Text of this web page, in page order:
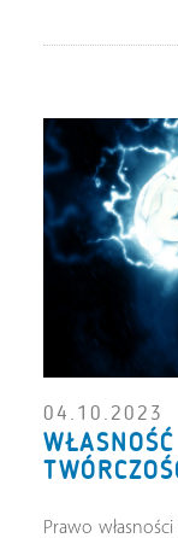
04.10.2023
Prawo